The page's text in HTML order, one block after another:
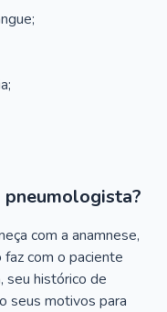
pneumologista?
com a anamnese,
com o paciente
seu histórico de
seus motivos para